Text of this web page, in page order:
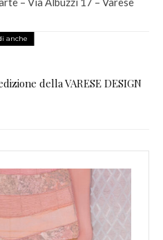
anche
della VARESE DESIGN